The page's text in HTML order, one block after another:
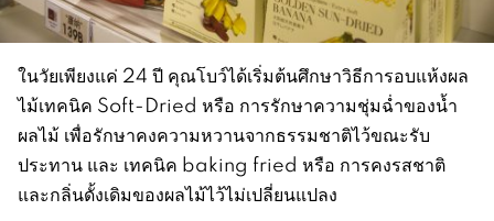
ในวัยเพียงแค่ 24 ปี คุณโบว์ได้เริ่มต้นศึกษาวิธีการอบแห้งผล
ไม้เทคนิค Soft-Dried หรือ การรักษาความชุ่มฉ่ำของน้ำ
ผลไม้ เพื่อรักษาคงความหวานจากธรรมชาติไว้ขณะรับ
ประทาน และ เทคนิค baking fried หรือ การคงรสชาติ
และกลิ่นดั้งเดิมของผลไม้ไว้ไม่เปลี่ยนแปลง